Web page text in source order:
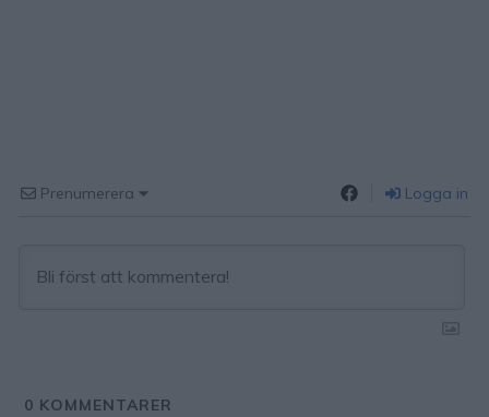
Prenumerera Logga in
0 KOMMENTARER